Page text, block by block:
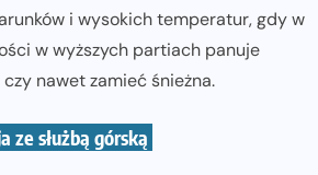
i wysokich temperatur, gdy w
w wyższych partiach panuje
nawet zamieć śnieżna.
ze służbą górską